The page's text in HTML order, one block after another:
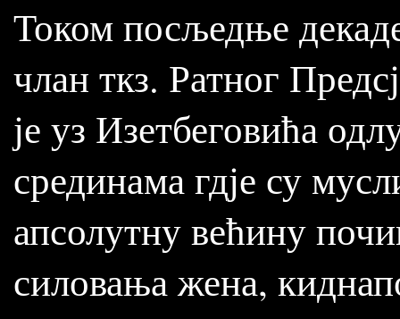
Током посљедње
члан ткз. Ратног
је уз Изетбеговића
срединама гдје су
апсолутну већину
силовања жена,